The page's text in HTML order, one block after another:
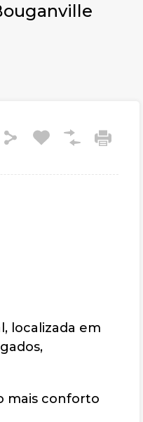
localizada em
mais conforto